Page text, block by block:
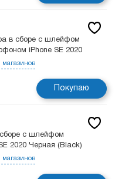
в сборе с шлейфом
iPhone SE 2020
магазинов
Покупаю
с шлейфом
2020 Черная (Black)
магазинов